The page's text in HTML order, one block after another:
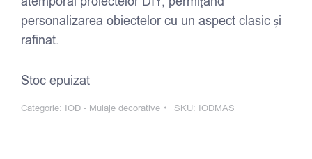
personalizarea obiectelor cu un aspect clasic și
rafinat.
Stoc epuizat
Categorie: IOD - Mulaje decorative SKU: IODMAS